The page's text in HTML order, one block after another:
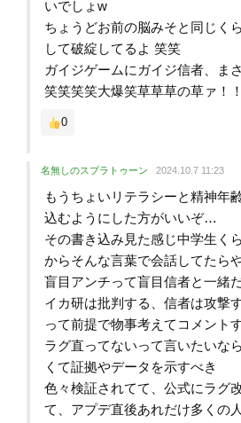
いでしょw
ちょうどお前の脳みそと同じく
して破綻してるよ 笑笑
ガイジゲームにガイジ信者、ま
笑笑笑笑大爆笑草草草の草ァ！
0
名無しのスプラトゥーン 2024.10.7 11:23
もうちょいリテラシーと精神年
込むようにした方がいいぞ…
その書き込み見た感じ中学生く
からそんな言葉で会話してたら
盲目アンチって盲目信者と一緒
イカ研は批判する、信者は攻撃
って前提で物事考えてコメント
ラグ直ってないって言いたいな
くて証拠やデータを示すべき
色々検証されてて、公式にラグ
て、アプデ直後あれだけ多くの